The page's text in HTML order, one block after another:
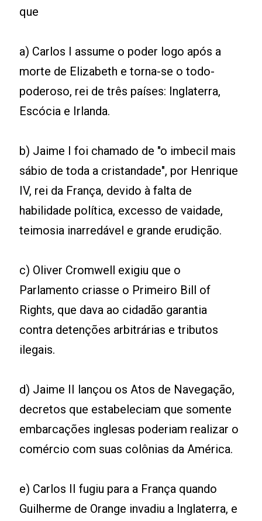
que
a) Carlos I assume o poder logo após a
morte de Elizabeth e torna-se o todo-
poderoso, rei de três países: Inglaterra,
Escócia e Irlanda.
b) Jaime I foi chamado de "o imbecil mais
sábio de toda a cristandade", por Henrique
IV, rei da França, devido à falta de
habilidade política, excesso de vaidade,
teimosia inarredável e grande erudição.
c) Oliver Cromwell exigiu que o
Parlamento criasse o Primeiro Bill of
Rights, que dava ao cidadão garantia
contra detenções arbitrárias e tributos
ilegais.
d) Jaime II lançou os Atos de Navegação,
decretos que estabeleciam que somente
embarcações inglesas poderiam realizar o
comércio com suas colônias da América.
e) Carlos II fugiu para a França quando
Guilherme de Orange invadiu a Inglaterra, e